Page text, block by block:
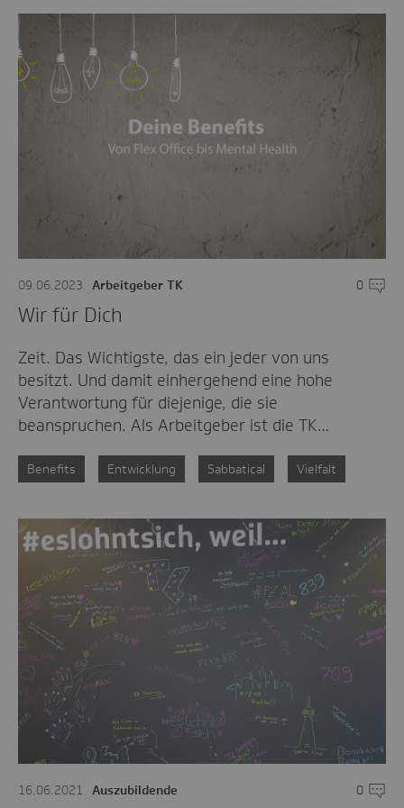
09.06.2023 Arbeitgeber TK 0
Wir für Dich
Zeit. Das Wichtigste, das ein jeder von uns
besitzt. Und damit einhergehend eine hohe
Verantwortung für diejenige, die sie
beanspruchen. Als Arbeitgeber ist die TK…
Benefits Entwicklung Sabbatical Vielfalt
16.06.2021 Auszubildende 0